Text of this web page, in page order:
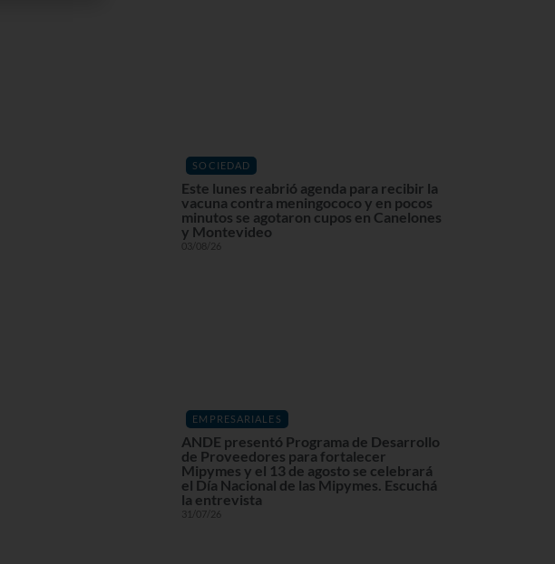
SOCIEDAD
Este lunes reabrió agenda para recibir la
vacuna contra meningococo y en pocos
minutos se agotaron cupos en Canelones
y Montevideo
03/08/26
EMPRESARIALES
ANDE presentó Programa de Desarrollo
de Proveedores para fortalecer
Mipymes y el 13 de agosto se celebrará
el Día Nacional de las Mipymes. Escuchá
la entrevista
31/07/26